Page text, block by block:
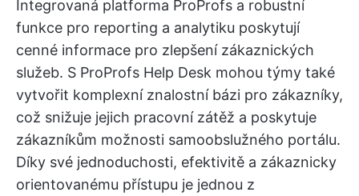
Integrovaná platforma ProProfs a robustní
funkce pro reporting a analytiku poskytují
cenné informace pro zlepšení zákaznických
služeb. S ProProfs Help Desk mohou týmy také
vytvořit komplexní znalostní bázi pro zákazníky,
což snižuje jejich pracovní zátěž a poskytuje
zákazníkům možnosti samoobslužného portálu.
Díky své jednoduchosti, efektivitě a zákaznicky
orientovanému přístupu je jednou z